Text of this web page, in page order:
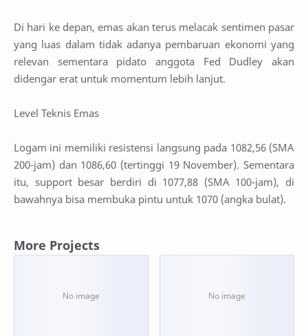
Di hari ke depan, emas akan terus melacak sentimen pasar
yang luas dalam tidak adanya pembaruan ekonomi yang
relevan sementara pidato anggota Fed Dudley akan
didengar erat untuk momentum lebih lanjut.
Level Teknis Emas
Logam ini memiliki resistensi langsung pada 1082,56 (SMA
200-jam) dan 1086,60 (tertinggi 19 November). Sementara
itu, support besar berdiri di 1077,88 (SMA 100-jam), di
bawahnya bisa membuka pintu untuk 1070 (angka bulat).
More Projects